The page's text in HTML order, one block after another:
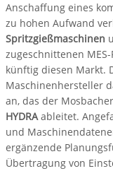
Anschaffung eines
zu hohen Aufwand
Spritzgießmaschinen
zugeschnittenen
künftig diesen Markt.
Maschinenhersteller
an, das der
HYDRAableitet.
und
ergänzende
Übertragung von